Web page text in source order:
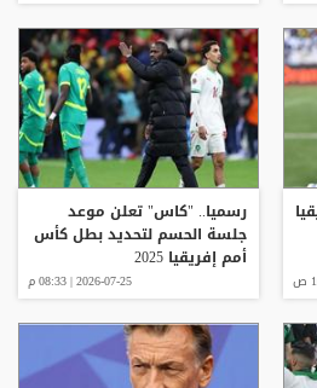
رسميا.. "كاس" تعلن موعد
جلسة الحسم لتحديد بطل كأس
أمم إفريقيا 2025
2026-07-25 | 08:33 م